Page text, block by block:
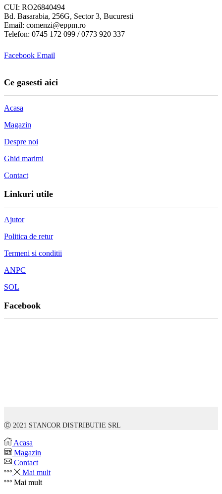
CUI: RO26840494
Bd. Basarabia, 256G, Sector 3, Bucuresti
Email: comenzi@eppm.ro
Telefon: 0745 172 099 / 0773 920 337
Facebook Email
Ce gasesti aici
Acasa
Magazin
Despre noi
Ghid marimi
Contact
Linkuri utile
Ajutor
Politica de retur
Termeni si conditii
ANPC
SOL
Facebook
Ⓒ 2021 STANCOR DISTRIBUTIE SRL
Acasa
Magazin
Contact
Mai mult
Mai mult